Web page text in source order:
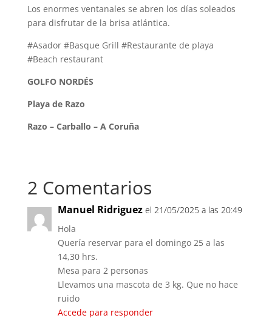
Los enormes ventanales se abren los días soleados
para disfrutar de la brisa atlántica.
#Asador #Basque Grill #Restaurante de playa
#Beach restaurant
GOLFO NORDÉS
Playa de Razo
Razo – Carballo – A Coruña
2 Comentarios
Manuel Ridriguez el 21/05/2025 a las 20:49
Hola
Quería reservar para el domingo 25 a las
14,30 hrs.
Mesa para 2 personas
Llevamos una mascota de 3 kg. Que no hace
ruido
Accede para responder